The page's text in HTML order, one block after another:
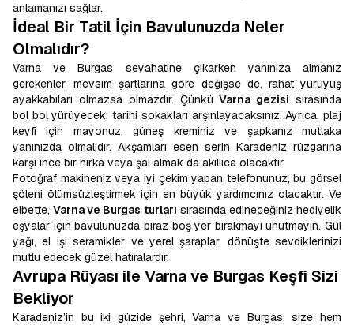
anlamanızı sağlar.
İdeal Bir Tatil İçin Bavulunuzda Neler
Olmalıdır?
Varna ve Burgas seyahatine çıkarken yanınıza almanız
gerekenler, mevsim şartlarına göre değişse de, rahat yürüyüş
ayakkabıları olmazsa olmazdır. ÇünküVarna gezisi sırasında
bol bol yürüyecek, tarihi sokakları arşınlayacaksınız. Ayrıca, plaj
keyfi için mayonuz, güneş kreminiz ve şapkanız mutlaka
yanınızda olmalıdır. Akşamları esen serin Karadeniz rüzgarına
karşı ince bir hırka veya şal almak da akıllıca olacaktır.
Fotoğraf makineniz veya iyi çekim yapan telefonunuz, bu görsel
şöleni ölümsüzleştirmek için en büyük yardımcınız olacaktır. Ve
elbette,Varna ve Burgas turları sırasında edineceğiniz hediyelik
eşyalar için bavulunuzda biraz boş yer bırakmayı unutmayın. Gül
yağı, el işi seramikler ve yerel şaraplar, dönüşte sevdiklerinizi
mutlu edecek güzel hatıralardır.
Avrupa Rüyası ile Varna ve Burgas Keşfi Sizi
Bekliyor
Karadeniz’in bu iki güzide şehri, Varna ve Burgas, size hem